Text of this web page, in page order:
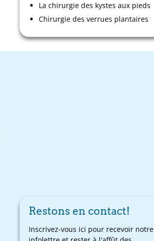
La chirurgie des kystes aux pieds
Chirurgie des verrues plantaires
Restons en contact!
Inscrivez-vous ici pour recevoir notre